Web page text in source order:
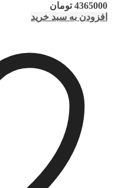
4365000 تومان
افزودن به سبد خرید